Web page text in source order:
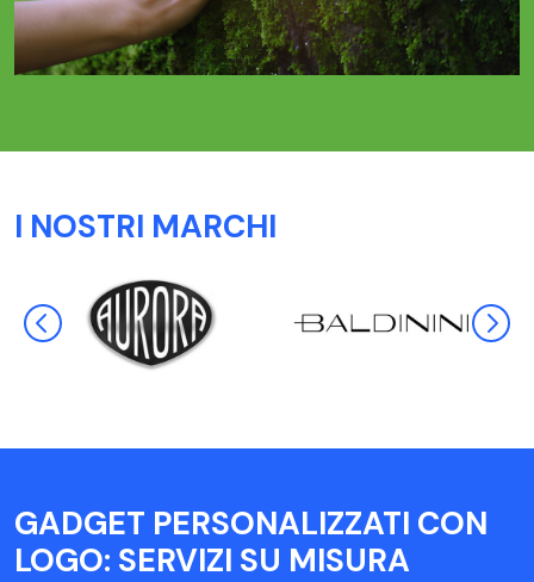
I NOSTRI MARCHI
GADGET PERSONALIZZATI CON
LOGO: SERVIZI SU MISURA